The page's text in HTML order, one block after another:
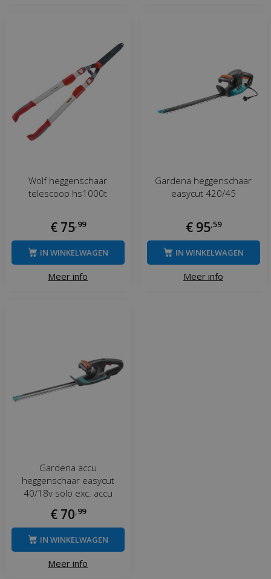
Wolf heggenschaar
telescoop hs1000t
€ 75,99
Meer info
IN WINKELWAGEN
Gardena heggenschaar
easycut 420/45
€ 95,59
Meer info
IN WINKELWAGEN
Gardena accu
heggenschaar easycut
40/18v solo exc. accu
€ 70,99
Meer info
IN WINKELWAGEN